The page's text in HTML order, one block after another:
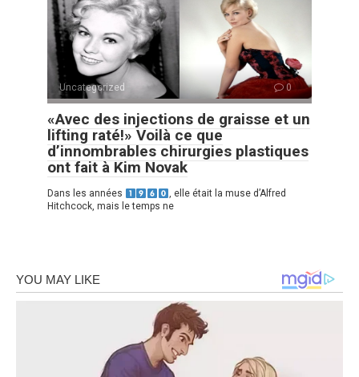
Uncategorized 0
«Avec des injections de graisse et un
lifting raté!» Voilà ce que
d’innombrables chirurgies plastiques
ont fait à Kim Novak
Dans les années
, elle était la muse d’Alfred
Hitchcock, mais le temps ne